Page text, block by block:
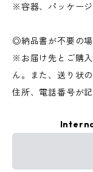
※容器、パッケージ
◎納品書が不要の場
※お届け先とご購
ん。また、送り状
住所、電話番号が記